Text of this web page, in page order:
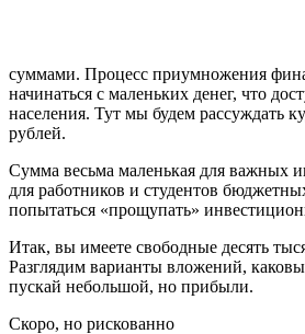
суммами. Процесс приумножения
начинаться с маленьких денег, что
населения. Тут мы будем рассуждать
рублей.
Сумма весьма маленькая для важных
для работников и студентов
попытаться «прощупать»
Итак, вы имеете свободные десять
Разглядим варианты вложений,
пускай небольшой, но прибыли.
Скоро, но рискованно